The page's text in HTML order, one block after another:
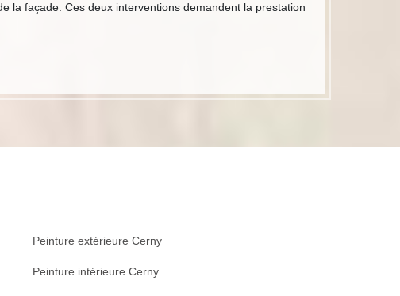
la façade. Ces deux interventions demandent la prestation
Peinture extérieure Cerny
Peinture intérieure Cerny